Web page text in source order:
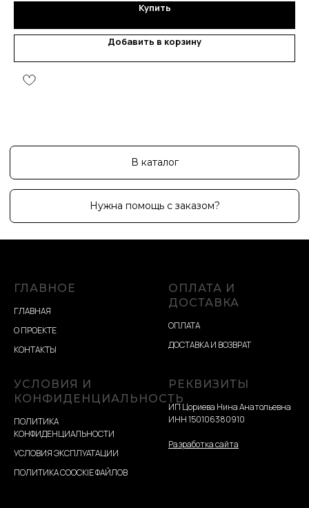
Купить
Добавить в корзину
ГЛАВНОЕ
ГЛАВНАЯ
О ПРОЕКТЕ
КОНТАКТЫ
ОПЛАТА И
ДОСТАВКА
ОПЛАТА
ДОСТАВКА И ВОЗВРАТ
УСЛОВИЯ И
КОНФИДЕНЦИАЛЬНОСТЬ
ПОЛИТИКА
КОНФИДЕНЦИАЛЬНОСТИ
УСЛОВИЯ ЭКСПЛУАТАЦИИ
ПОЛИТИКА COOCKIE ФАЙЛОВ
РЕКВИЗИТЫ
ИП Цориева Нина Анатольевна
ИНН 150106380910
Разработка сайта